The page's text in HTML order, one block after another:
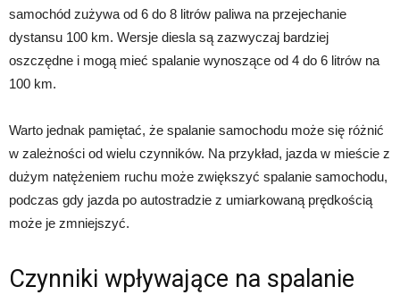
samochód zużywa od 6 do 8 litrów paliwa na przejechanie
dystansu 100 km. Wersje diesla są zazwyczaj bardziej
oszczędne i mogą mieć spalanie wynoszące od 4 do 6 litrów na
100 km.
Warto jednak pamiętać, że spalanie samochodu może się różnić
w zależności od wielu czynników. Na przykład, jazda w mieście z
dużym natężeniem ruchu może zwiększyć spalanie samochodu,
podczas gdy jazda po autostradzie z umiarkowaną prędkością
może je zmniejszyć.
Czynniki wpływające na spalanie